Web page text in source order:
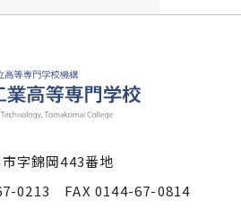
字錦岡443番地
0213 FAX 0144-67-0814